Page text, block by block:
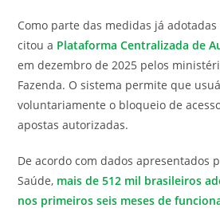
Como parte das medidas já
citou a Plataforma Centralizada de
em dezembro de 2025 pelos
Fazenda. O sistema permite que
voluntariamente o bloqueio de
apostas autorizadas.
De acordo com dados apresentados
Saúde, mais de 512 mil brasileiros
nos primeiros seis meses de